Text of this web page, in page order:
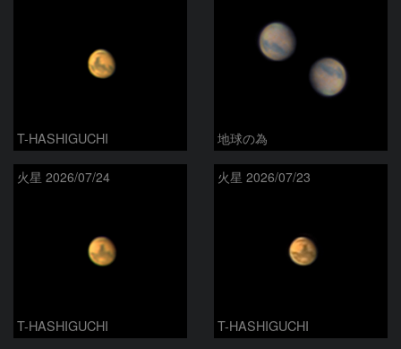
T-HASHIGUCHI 地球の為
火星 2026/07/24
T-HASHIGUCHI
火星 2026/07/23
T-HASHIGUCHI